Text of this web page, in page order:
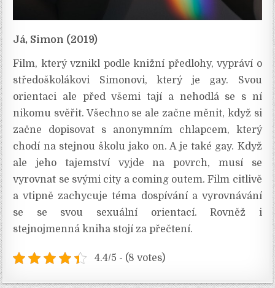
Já, Simon (2019)
Film, který vznikl podle knižní předlohy, vypráví o
středoškolákovi Simonovi, který je gay. Svou
orientaci ale před všemi tají a nehodlá se s ní
nikomu svěřit. Všechno se ale začne měnit, když si
začne dopisovat s anonymním chlapcem, který
chodí na stejnou školu jako on. A je také gay. Když
ale jeho tajemství vyjde na povrch, musí se
vyrovnat se svými city a coming outem. Film citlivě
a vtipně zachycuje téma dospívání a vyrovnávání
se se svou sexuální orientací. Rovněž i
stejnojmenná kniha stojí za přečtení.
4.4/5 - (8 votes)